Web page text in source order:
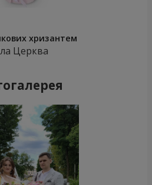
хризантем
Церква